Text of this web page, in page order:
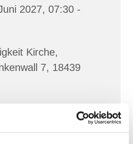
2027, 07:30 -
Kirche,
7, 18439